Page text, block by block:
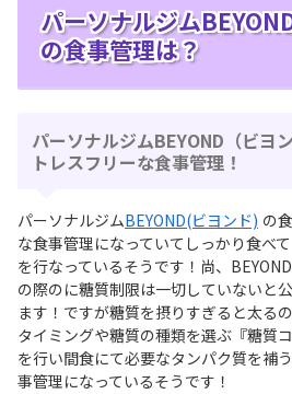
パーソナルジム
の食事管理は？
パーソナルジムBEYOND（ビヨ
トレスフリーな⾷事管理！
パーソナルジムBEYOND(ビヨンド) の
な⾷事管理になっていてしっかり⾷べ
を行なっているそうです！尚、
の際のに糖質制限は⼀切していないと
ます！ですが糖質を摂りすぎると太る
タイミングや糖質の種類を選ぶ『糖質
を行い間⾷にて必要なタンパク質を補
事管理になっているそうです！